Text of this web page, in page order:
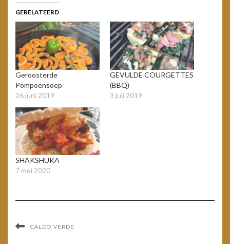
GERELATEERD
Geroosterde
Pompoensoep
26 juni 2019
GEVULDE COURGETTES
(BBQ)
3 juli 2019
SHAKSHUKA
7 mei 2020
CALDO VERDE